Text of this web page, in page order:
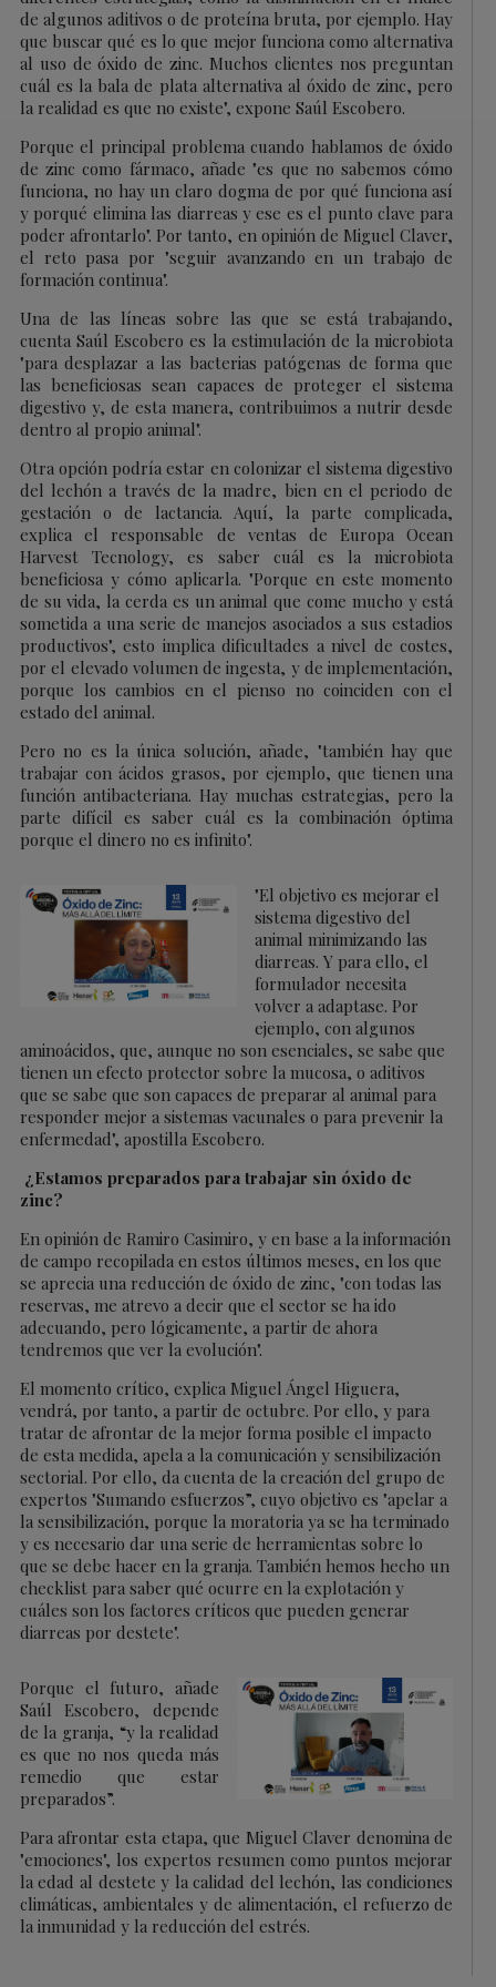
de algunos aditivos o de proteína bruta, por ejemplo. Hay
que buscar qué es lo que mejor funciona como alternativa
al uso de óxido de zinc. Muchos clientes nos preguntan
cuál es la bala de plata alternativa al óxido de zinc, pero
la realidad es que no existe", expone Saúl Escobero.
Porque el principal problema cuando hablamos de óxido
de zinc como fármaco, añade "es que no sabemos cómo
funciona, no hay un claro dogma de por qué funciona así
y porqué elimina las diarreas y ese es el punto clave para
poder afrontarlo". Por tanto, en opinión de Miguel Claver,
el reto pasa por "seguir avanzando en un trabajo de
formación continua".
Una de las líneas sobre las que se está trabajando,
cuenta Saúl Escobero es la estimulación de la microbiota
"para desplazar a las bacterias patógenas de forma que
las beneficiosas sean capaces de proteger el sistema
digestivo y, de esta manera, contribuimos a nutrir desde
dentro al propio animal".
Otra opción podría estar en colonizar el sistema digestivo
del lechón a través de la madre, bien en el periodo de
gestación o de lactancia. Aquí, la parte complicada,
explica el responsable de ventas de Europa Ocean
Harvest Tecnology, es saber cuál es la microbiota
beneficiosa y cómo aplicarla. "Porque en este momento
de su vida, la cerda es un animal que come mucho y est
sometida a una serie de manejos asociados a sus estadios
productivos", esto implica dificultades a nivel de costes,
por el elevado volumen de ingesta, y de implementación,
porque los cambios en el pienso no coinciden con el
estado del animal.
Pero no es la única solución, añade, "también hay que
trabajar con ácidos grasos, por ejemplo, que tienen una
función antibacteriana. Hay muchas estrategias, pero la
parte difícil es saber cuál es la combinación óptima
porque el dinero no es infinito".
"El objetivo es mejorar el
sistema digestivo del
animal minimizando las
diarreas. Y para ello, el
formulador necesita
volver a adaptase. Por
ejemplo, con algunos
aminoácidos, que, aunque no son esenciales, se sabe que
tienen un efecto protector sobre la mucosa, o aditivos
que se sabe que son capaces de preparar al animal para
responder mejor a sistemas vacunales o para prevenir la
enfermedad", apostilla Escobero.
¿Estamos preparados para trabajar sin óxido de
zinc?
En opinión de Ramiro Casimiro, y en base a la información
de campo recopilada en estos últimos meses, en los que
se aprecia una reducción de óxido de zinc, "con todas las
reservas, me atrevo a decir que el sector se ha ido
adecuando, pero lógicamente, a partir de ahora
tendremos que ver la evolución".
El momento crítico, explica Miguel Ángel Higuera,
vendrá, por tanto, a partir de octubre. Por ello, y para
tratar de afrontar de la mejor forma posible el impacto
de esta medida, apela a la comunicación y sensibilización
sectorial. Por ello, da cuenta de la creación del grupo de
expertos "Sumando esfuerzos”, cuyo objetivo es "apelar a
la sensibilización, porque la moratoria ya se ha terminado
y es necesario dar una serie de herramientas sobre lo
que se debe hacer en la granja. También hemos hecho un
checklist para saber qué ocurre en la explotación y
cuáles son los factores críticos que pueden generar
diarreas por destete".
Porque el futuro, añade
Saúl Escobero, depende
de la granja, “y la realidad
es que no nos queda más
remedio que estar
preparados”.
Para afrontar esta etapa, que Miguel Claver denomina de
"emociones", los expertos resumen como puntos mejorar
la edad al destete y la calidad del lechón, las condiciones
climáticas, ambientales y de alimentación, el refuerzo de
la inmunidad y la reducción del estrés.